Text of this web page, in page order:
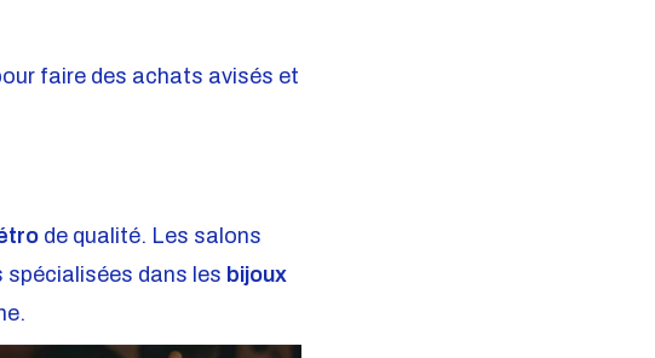
faire des achats avisés et
de qualité. Les salons
spécialisées dans les bijoux